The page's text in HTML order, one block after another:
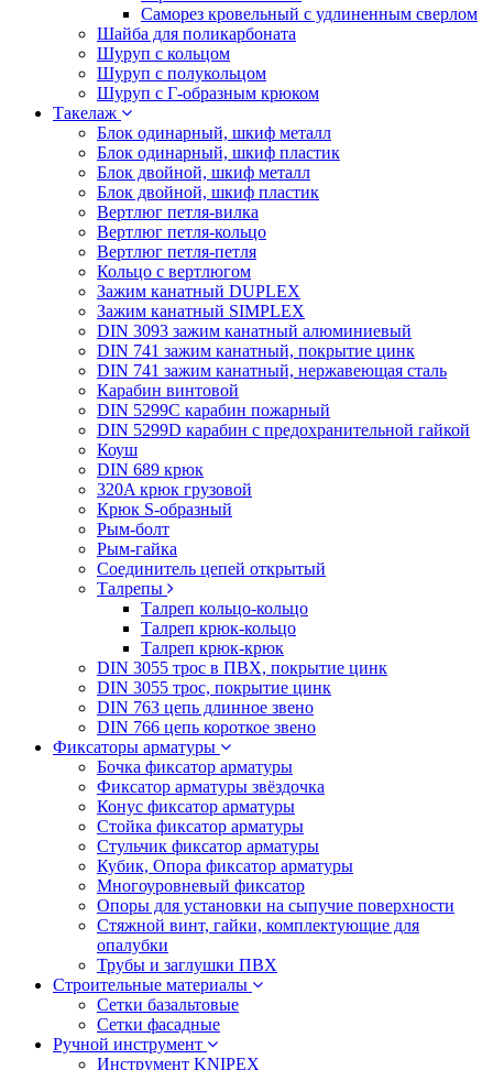
Саморез кровельный с удлиненным сверлом
Шайба для поликарбоната
Шуруп с кольцом
Шуруп с полукольцом
Шуруп с Г-образным крюком
Такелаж
Блок одинарный, шкиф металл
Блок одинарный, шкиф пластик
Блок двойной, шкиф металл
Блок двойной, шкиф пластик
Вертлюг петля-вилка
Вертлюг петля-кольцо
Вертлюг петля-петля
Кольцо с вертлюгом
Зажим канатный DUPLEX
Зажим канатный SIMPLEX
DIN 3093 зажим канатный алюминиевый
DIN 741 зажим канатный, покрытие цинк
DIN 741 зажим канатный, нержавеющая сталь
Карабин винтовой
DIN 5299C карабин пожарный
DIN 5299D карабин с предохранительной гайкой
Коуш
DIN 689 крюк
320A крюк грузовой
Крюк S-образный
Рым-болт
Рым-гайка
Соединитель цепей открытый
Талрепы
Талреп кольцо-кольцо
Талреп крюк-кольцо
Талреп крюк-крюк
DIN 3055 трос в ПВХ, покрытие цинк
DIN 3055 трос, покрытие цинк
DIN 763 цепь длинное звено
DIN 766 цепь короткое звено
Фиксаторы арматуры
Бочка фиксатор арматуры
Фиксатор арматуры звёздочка
Конус фиксатор арматуры
Стойка фиксатор арматуры
Стульчик фиксатор арматуры
Кубик, Опора фиксатор арматуры
Многоуровневый фиксатор
Опоры для установки на сыпучие поверхности
Стяжной винт, гайки, комплектующие для
опалубки
Трубы и заглушки ПВХ
Строительные материалы
Сетки базальтовые
Сетки фасадные
Ручной инструмент
Инструмент KNIPEX